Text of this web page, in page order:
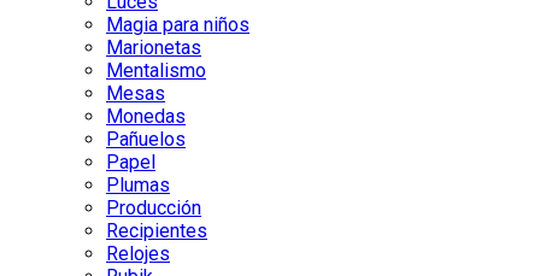
Magia para niños
Marionetas
Mentalismo
Mesas
Monedas
Pañuelos
Papel
Plumas
Producción
Recipientes
Relojes